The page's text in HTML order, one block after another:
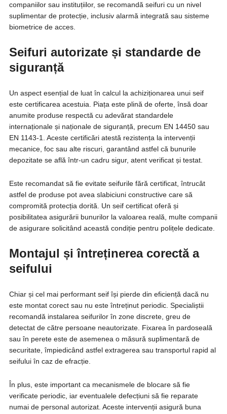
companiilor sau instituțiilor, se recomandă seifuri cu un nivel
suplimentar de protecție, inclusiv alarmă integrată sau sisteme
biometrice de acces.
Seifuri autorizate și standarde de
siguranță
Un aspect esențial de luat în calcul la achiziționarea unui seif
este certificarea acestuia. Piața este plină de oferte, însă doar
anumite produse respectă cu adevărat standardele
internaționale și naționale de siguranță, precum EN 14450 sau
EN 1143-1. Aceste certificări atestă rezistența la intervenții
mecanice, foc sau alte riscuri, garantând astfel că bunurile
depozitate se află într-un cadru sigur, atent verificat și testat.
Este recomandat să fie evitate seifurile fără certificat, întrucât
astfel de produse pot avea slabiciuni constructive care să
compromită protecția dorită. Un seif certificat oferă și
posibilitatea asigurării bunurilor la valoarea reală, multe companii
de asigurare solicitând această condiție pentru polițele dedicate.
Montajul și întreținerea corectă a
seifului
Chiar și cel mai performant seif își pierde din eficiență dacă nu
este montat corect sau nu este întreținut periodic. Specialiștii
recomandă instalarea seifurilor în zone discrete, greu de
detectat de către persoane neautorizate. Fixarea în pardoseală
sau în perete este de asemenea o măsură suplimentară de
securitate, împiedicând astfel extragerea sau transportul rapid al
seifului în caz de efracție.
În plus, este important ca mecanismele de blocare să fie
verificate periodic, iar eventualele defecțiuni să fie reparate
numai de personal autorizat. Aceste intervenții asigură buna